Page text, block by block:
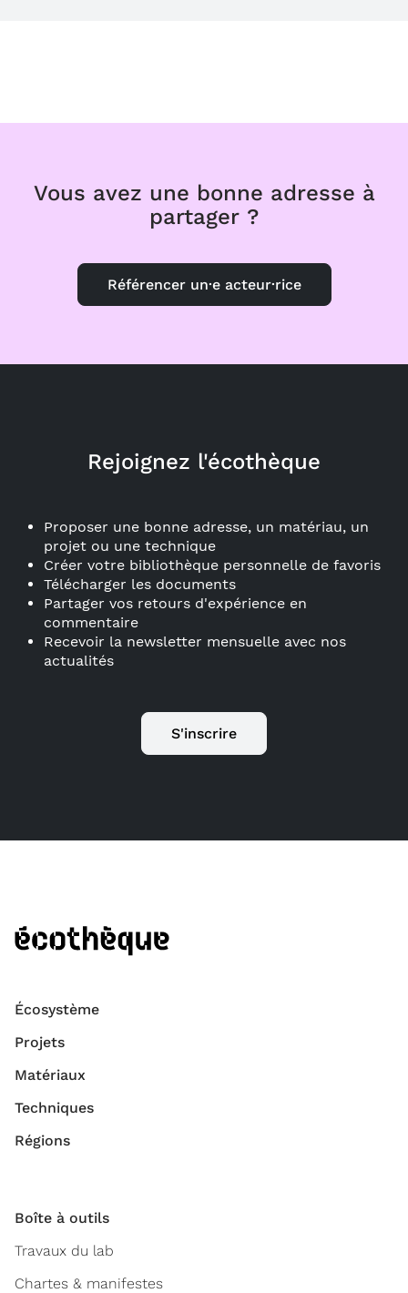
Vous avez une bonne adresse à
partager ?
Référencer un·e acteur·rice
Rejoignez l'écothèque
Proposer une bonne adresse, un matériau, un
projet ou une technique
Créer votre bibliothèque personnelle de favoris
Télécharger les documents
Partager vos retours d'expérience en
commentaire
Recevoir la newsletter mensuelle avec nos
actualités
S'inscrire
Écosystème
Projets
Matériaux
Techniques
Régions
Boîte à outils
Travaux du lab
Chartes & manifestes